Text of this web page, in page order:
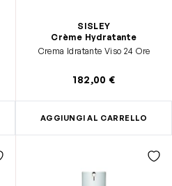
SISLEY
Crème Hydratante
Crema Idratante Viso 24 Ore
182,00 €
AGGIUNGI AL CARRELLO